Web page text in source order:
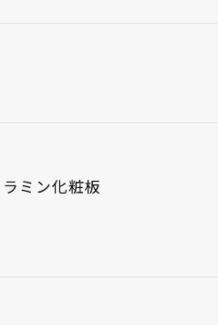
ミン化粧板